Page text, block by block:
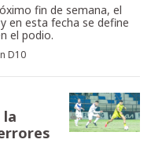
fin de semana, el
en esta fecha se define
el podio.
D10
la